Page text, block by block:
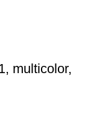
multicolor,